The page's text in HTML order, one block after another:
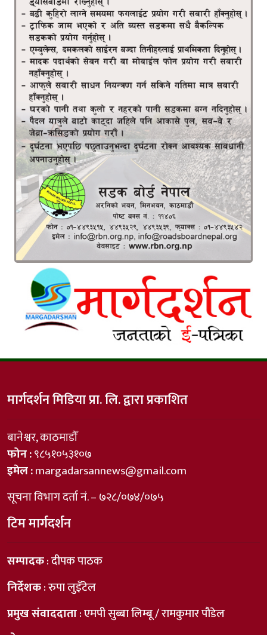
मार्गदर्शन मिडिया प्रा. लि. द्वारा प्रकाशित
बानेश्वर, काठमाडौँ
फोन :९८५१०५३१०७
इमेल :margadarsannews@gmail.com
सूचना विभाग दर्ता नं. – ७२८/०७४/०७५
टिम मार्गदर्शन
सम्पादक: दीपक पाठक
निर्देशक: रुपा लुइँटेल
प्रमुख संवाददाता: एमपी सुब्बा लिम्बू / रामकुमार पौडेल